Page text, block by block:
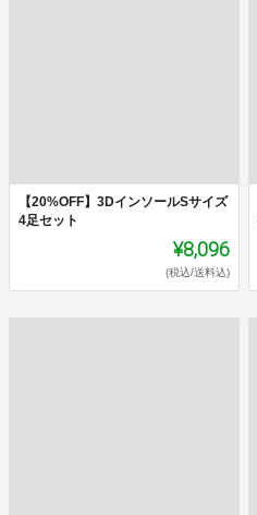
【20%OFF】3DインソールSサイズ
4足セット
¥8,096
(税込/送料込)